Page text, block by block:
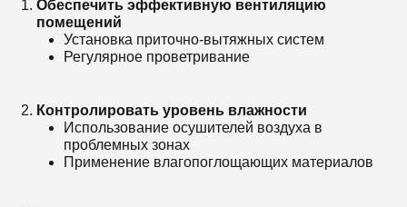
Обеспечить эффективную вентиляцию
помещений
Установка приточно-вытяжных систем
Регулярное проветривание
Контролировать уровень влажности
Использование осушителей воздуха в
проблемных зонах
Применение влагопоглощающих материалов